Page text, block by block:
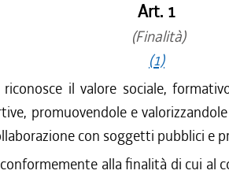
Art. 1
(Finalità)
(1)
riconosce il valore sociale,
promuovendole e
con soggetti pubblici e
alla finalità di cui al